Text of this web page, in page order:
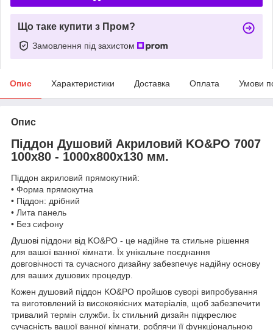
Що таке купити з Пром?
Замовлення під захистом
Опис Характеристики Доставка Оплата Умови
Опис
Піддон Душовий Акриловий KO&PO 7007
100x80 - 1000х800х130 мм.
Піддон акриловий прямокутний:
• Форма прямокутна
• Піддон: дрібний
• Лита панель
• Без сифону
Душові піддони від KO&PO - це надійне та стильне рішення
для вашої ванної кімнати. Їх унікальне поєднання
довговічності та сучасного дизайну забезпечує надійну основу
для ваших душових процедур.
Кожен душовий піддон KO&PO пройшов суворі випробування
та виготовлений із високоякісних матеріалів, щоб забезпечити
тривалий термін служби. Їх стильний дизайн підкреслює
сучасність вашої ванної кімнати, роблячи її функціональною